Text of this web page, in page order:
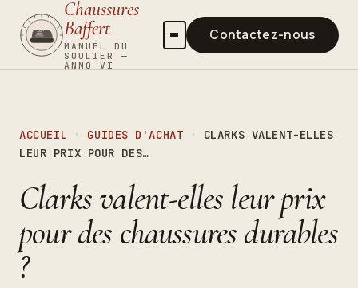
Chaussures
Baffert
MANUEL DU
SOULIER —
ANNO VI
Entretien
Tendances
Contactez-nous
ACCUEIL · GUIDES D'ACHAT ·
CLARKS VALENT-ELLES
LEUR PRIX POUR DES…
Clarks valent-elles leur prix
pour des chaussures durables
?